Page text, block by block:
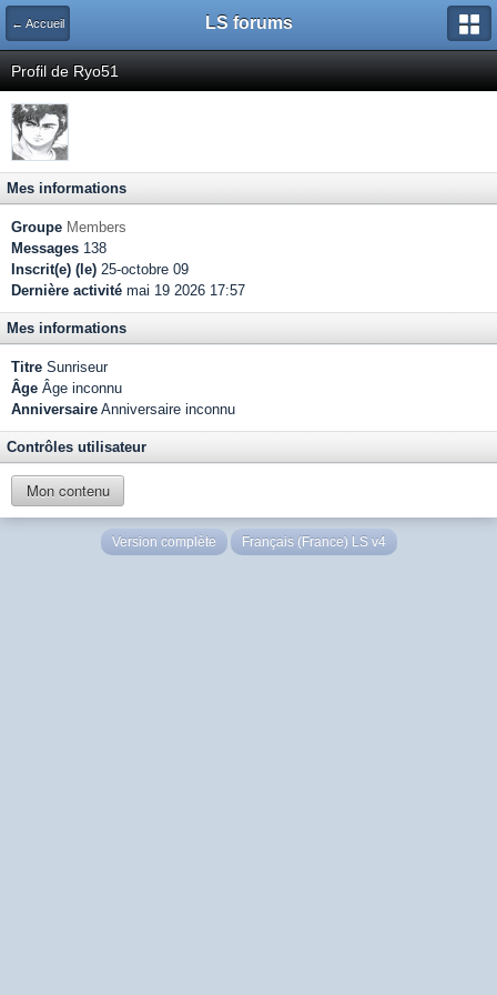
← Accueil LS forums
Profil de Ryo51
Mes informations
Groupe Members
Messages 138
Inscrit(e) (le) 25-octobre 09
Dernière activité mai 19 2026 17:57
Mes informations
Titre Sunriseur
Âge Âge inconnu
Anniversaire Anniversaire inconnu
Contrôles utilisateur
Mon contenu
Version complète Français (France) LS v4